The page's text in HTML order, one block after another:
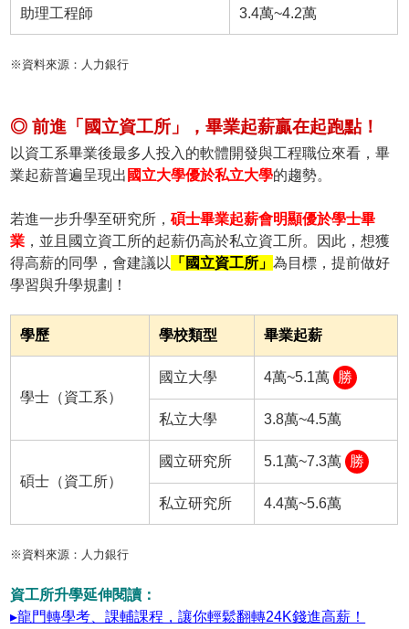
助理工程師 3.4萬~4.2萬
※資料來源：人力銀行
◎ 前進「國立資工所」，畢業起薪贏在起跑點！
以資工系畢業後最多人投入的軟體開發與工程職位來看，畢
業起薪普遍呈現出 國立大學優於私立大學的趨勢。
若進一步升學至研究所，碩士畢業起薪會明顯優於學士畢
業 ，並且國立資工所的起薪仍高於私立資工所。因此，想獲
得高薪的同學，會建議以 「國立資工所」為目標，提前做好
學習與升學規劃！
學歷 學校類型 畢業起薪
學士（資工系）
國立大學 4萬~5.1萬 勝
私立大學 3.8萬~4.5萬
碩士（資工所）
國立研究所 5.1萬~7.3萬 勝
私立研究所 4.4萬~5.6萬
※資料來源：人力銀行
資工所升學延伸閱讀：
▸龍門轉學考、課輔課程，讓你輕鬆翻轉24K錢進高薪！